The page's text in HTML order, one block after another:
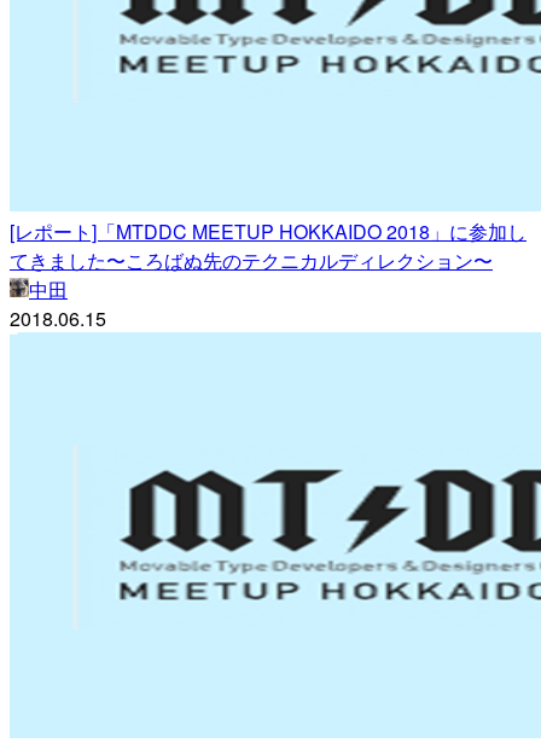
[レポート]「MTDDC MEETUP HOKKAIDO 2018」に参加し
てきました〜ころばぬ先のテクニカルディレクション〜
中田
2018.06.15